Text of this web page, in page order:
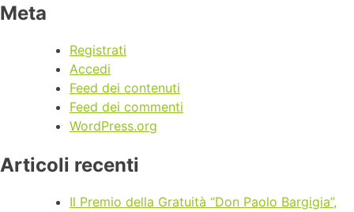
Meta
Registrati
Accedi
Feed dei contenuti
Feed dei commenti
WordPress.org
Articoli recenti
Il Premio della Gratuità “Don Paolo Bargigia”,